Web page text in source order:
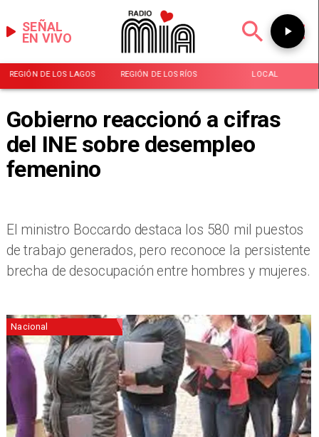
EN VIVO
SEÑAL
REGIÓN DE LOS LAGOS REGIÓN DE LOS RÍOS LOCAL
Gobierno reaccionó a cifras
del INE sobre desempleo
femenino
El ministro Boccardo destaca los 580 mil puestos
de trabajo generados, pero reconoce la persistente
brecha de desocupación entre hombres y mujeres.
Nacional